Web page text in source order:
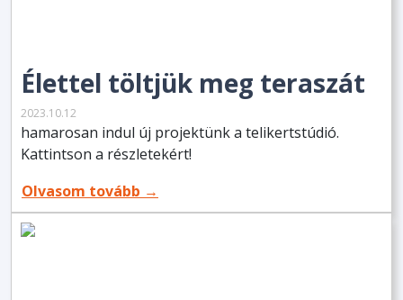
Élettel töltjük meg teraszát
2023.10.12
hamarosan indul új projektünk a telikertstúdió.
Kattintson a részletekért!
Olvasom tovább →